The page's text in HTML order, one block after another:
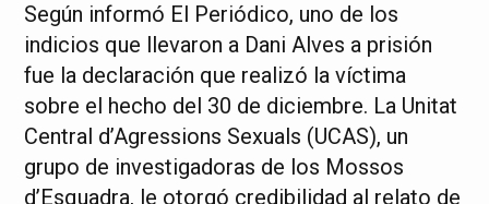
Según informó El Periódico, uno de los
indicios que llevaron a Dani Alves a prisión
fue la declaración que realizó la víctima
sobre el hecho del 30 de diciembre. La Unitat
Central d’Agressions Sexuals (UCAS), un
grupo de investigadoras de los Mossos
d’Esquadra, le otorgó credibilidad al relato de